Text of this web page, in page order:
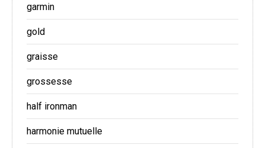
garmin
gold
graisse
grossesse
half ironman
harmonie mutuelle